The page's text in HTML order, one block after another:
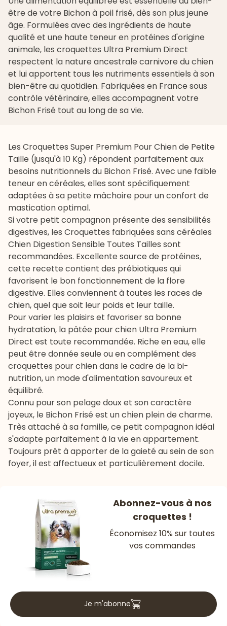
être de votre Bichon à poil frisé, dès son plus jeune
âge. Formulées avec des ingrédients de haute
qualité et une haute teneur en protéines d'origine
animale, les croquettes Ultra Premium Direct
respectent la nature ancestrale carnivore du chien
et lui apportent tous les nutriments essentiels à son
bien-être au quotidien. Fabriquées en France sous
contrôle vétérinaire, elles accompagnent votre
Bichon Frisé tout au long de sa vie.
Les Croquettes Super Premium Pour Chien de Petite
Taille (jusqu'à 10 Kg) répondent parfaitement aux
besoins nutritionnels du Bichon Frisé. Avec une faible
teneur en céréales, elles sont spécifiquement
adaptées à sa petite mâchoire pour un confort de
mastication optimal.
Si votre petit compagnon présente des sensibilités
digestives, les Croquettes fabriquées sans céréales
Chien Digestion Sensible Toutes Tailles sont
recommandées. Excellente source de protéines,
cette recette contient des prébiotiques qui
favorisent le bon fonctionnement de la flore
digestive. Elles conviennent à toutes les races de
chien, quel que soit leur poids et leur taille.
Pour varier les plaisirs et favoriser sa bonne
hydratation, la pâtée pour chien Ultra Premium
Direct est toute recommandée. Riche en eau, elle
peut être donnée seule ou en complément des
croquettes pour chiendans le cadre de la bi-
nutrition, un mode d'alimentation savoureux et
équilibré.
Connu pour son pelage doux et son caractère
joyeux, le Bichon Frisé est un chien plein de charme.
Très attaché à sa famille, ce petit compagnon idéal
s'adapte parfaitement à la vie en appartement.
Toujours prêt à apporter de la gaieté au sein de son
foyer, il est affectueux et particulièrement docile.
Abonnez-vous à nos
croquettes !
Économisez 10% sur toutes
vos commandes
Je m'abonne